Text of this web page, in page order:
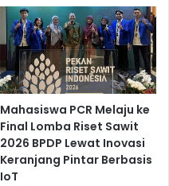
Mahasiswa PCR Melaju ke
Final Lomba Riset Sawit
2026 BPDP Lewat Inovasi
Keranjang Pintar Berbasis
IoT